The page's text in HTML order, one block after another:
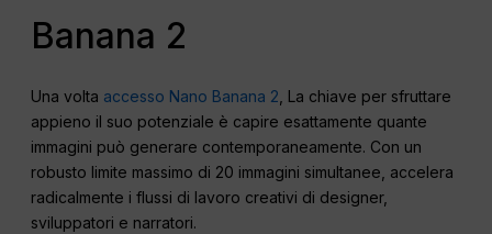
Banana 2
Una volta accesso Nano Banana 2 , La chiave per sfruttare
appieno il suo potenziale è capire esattamente quante
immagini può generare contemporaneamente. Con un
robusto limite massimo di 20 immagini simultanee, accelera
radicalmente i flussi di lavoro creativi di designer,
sviluppatori e narratori.